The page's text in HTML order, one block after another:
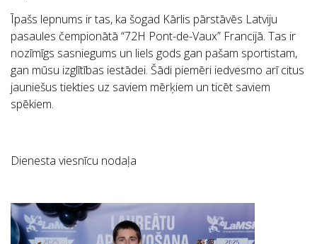
Īpašs lepnums ir tas, ka šogad Kārlis pārstāvēs Latviju
pasaules čempionātā “72H Pont-de-Vaux” Francijā. Tas ir
nozīmīgs sasniegums un liels gods gan pašam sportistam,
gan mūsu izglītības iestādei. Šādi piemēri iedvesmo arī citus
jauniešus tiekties uz saviem mērķiem un ticēt saviem
spēkiem.
Dienesta viesnīcu nodaļa